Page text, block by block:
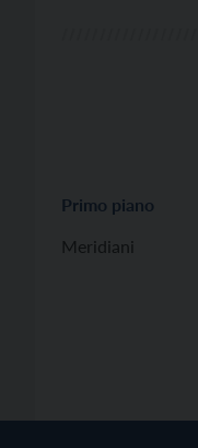
Primo piano
Meridiani